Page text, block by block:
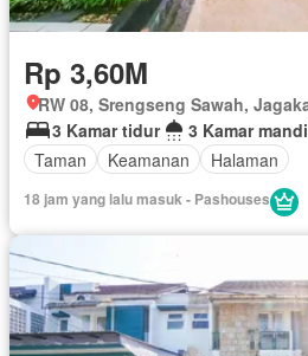
Rp 3,60M
3 Kamar tidur
3 Kamar mandi
Taman
Keamanan Halaman
18 jam yang lalu masuk - Pashouses